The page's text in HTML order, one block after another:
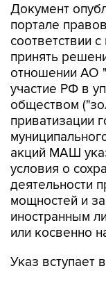
Документ
портале
соответствии
принять
отношении АО
участие РФ в
обществом
приватизации
акций МАШ
условия о
деятельности
мощностей и
иностранным
или косвенно
Указ вступает